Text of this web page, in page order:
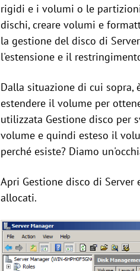
rigidi e i volumi o le
dischi, creare volumi e
la gestione del disco di
l'estensione e il
Dalla situazione di cui sopra,
estendere il volume per
utilizzata Gestione disco per
volume e quindi esteso il
perché esiste? Diamo
Apri Gestione disco di
allocati.